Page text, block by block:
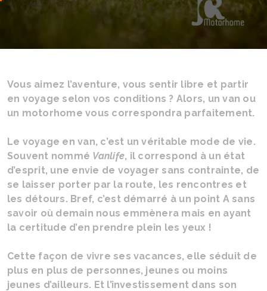
Vous aimez l’aventure, vous sentir libre et partir
en voyage selon vos conditions ? Alors, un van ou
un motorhome vous correspondra parfaitement.
Le voyage en van, c’est un véritable mode de vie.
Souvent nommé Vanlife, il correspond à un état
d’esprit, une envie de voyager sans contrainte, de
se laisser porter par la route, les rencontres et
les détours. Bref, c’est démarré à un point A sans
savoir où demain nous emmènera mais en ayant
la certitude d’en prendre plein les yeux !
Cette façon de vivre ses vacances, elle séduit de
plus en plus de personnes, jeunes ou moins
jeunes d’ailleurs. Et l’investissement dans son